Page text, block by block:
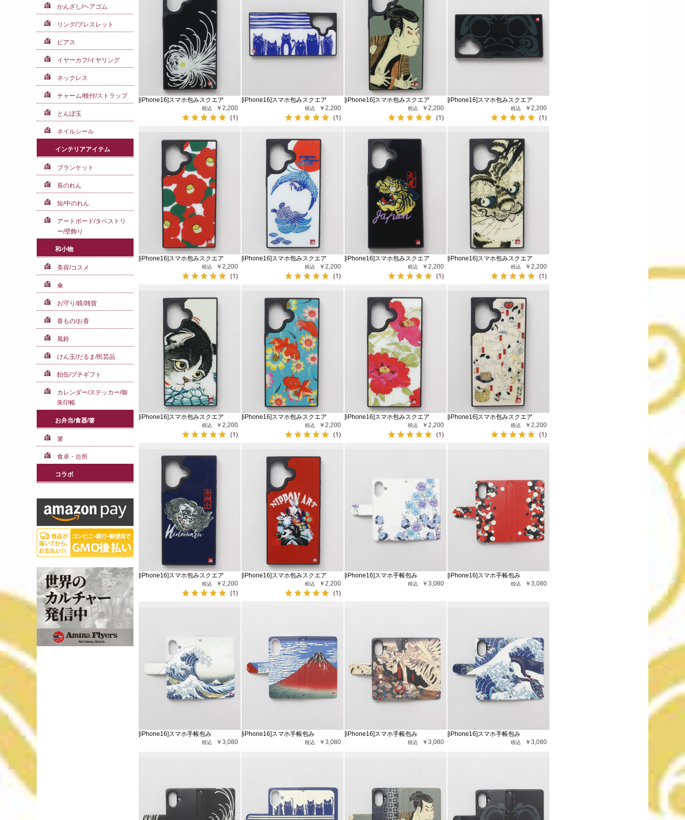
[iPhone16]スマホ包みスクエア
￥2,200
(1)
[iPhone16]スマホ包みスクエア
￥2,200
(1)
[iPhone16]スマホ包みスクエア
￥2,200
(1)
[iPhone16]スマホ包みスクエア
￥2,200
(1)
[iPhone16]スマホ包みスクエア
￥2,200
(1)
[iPhone16]スマホ包みスクエア
￥2,200
(1)
[iPhone16]スマホ包みスクエア
￥2,200
(1)
[iPhone16]スマホ包みスクエア
￥2,200
(1)
[iPhone16]スマホ包みスクエア
￥2,200
(1)
[iPhone16]スマホ包みスクエア
￥2,200
(1)
[iPhone16]スマホ包みスクエア
￥2,200
(1)
[iPhone16]スマホ包みスクエア
￥2,200
(1)
[iPhone16]スマホ包みスクエア
￥2,200
(1)
[iPhone16]スマホ包みスクエア
￥2,200
(1)
[iPhone16]スマホ手帳包み
￥3,080
[iPhone16]スマホ手帳包み
￥3,080
[iPhone16]スマホ手帳包み
￥3,080
[iPhone16]スマホ手帳包み
￥3,080
[iPhone16]スマホ手帳包み
￥3,080
[iPhone16]スマホ手帳包み
￥3,080
かんざし/ヘアゴム
リング/ブレスレット
ピアス
イヤーカフ/イヤリング
ネックレス
チャーム/根付/ストラップ
とんぼ玉
ネイルシール
インテリアアイテム
ブランケット
長のれん
短/中のれん
アートボード/タペストリ
ー/壁飾り
和小物
美容/コスメ
傘
お守り/鏡/雑貨
香もの/お香
風鈴
けん玉/だるま/民芸品
飴缶/プチギフト
カレンダー/ステッカー/御
朱印帳
お弁当/食器/箸
箸
食卓・台所
コラボ